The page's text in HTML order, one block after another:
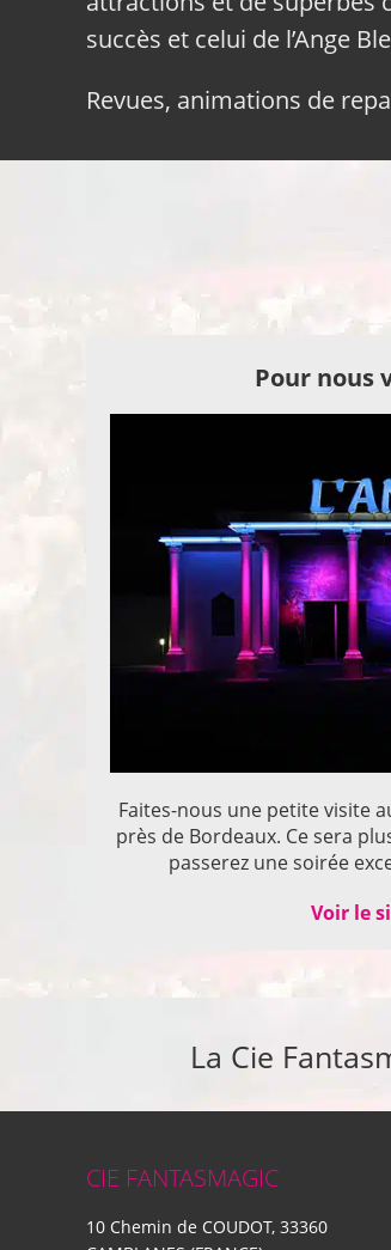
succès et celui de l’Ange
Revues, animations de
Pour nous
Faites-nous une petite visite
près de Bordeaux. Ce sera
passerez une soirée
Voir le
La Cie
CIE FANTASMAGIC
10 Chemin de COUDOT, 33360